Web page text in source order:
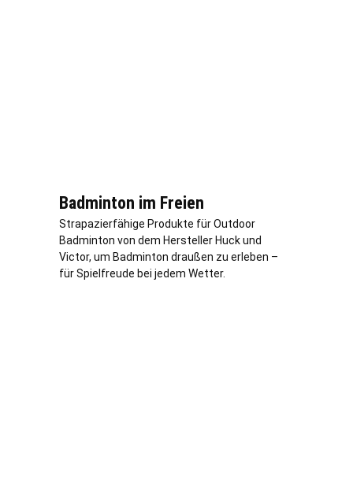
Badminton im Freien
Strapazierfähige Produkte für Outdoor
Badminton von dem Hersteller Huck und
Victor, um Badminton draußen zu erleben –
für Spielfreude bei jedem Wetter.